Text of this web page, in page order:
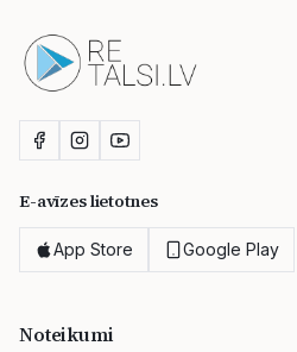
E-avīzes lietotnes
App Store Google Play
Noteikumi